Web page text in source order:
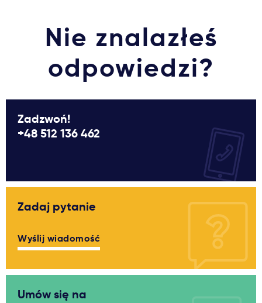
Nie znalazłeś
odpowiedzi?
Zadzwoń!
+48 512 136 462
Zadaj pytanie
Wyślij wiadomość
Umów się na